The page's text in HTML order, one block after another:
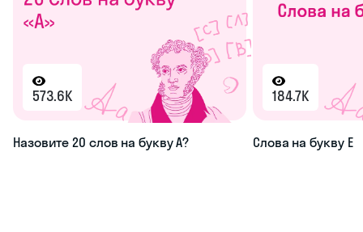
573.6K
Назовите 20 слов на букву А?
184.7K
Слова на букву Е